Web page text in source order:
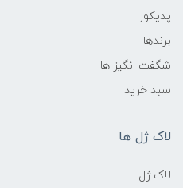
پدیکور
برندها
شگفت انگیز ها
سبد خرید
لاک ژل ها
لاک ژل